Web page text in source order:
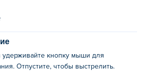
окунитесь в захватывающий мир
Shooter?
удерживайте кнопку мыши для
Отпустите, чтобы выстрелить.